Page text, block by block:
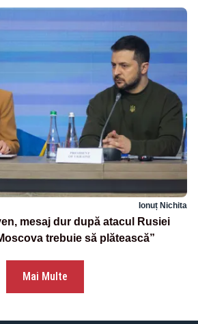
Ionuț Nichita
mesaj dur după atacul Rusiei
trebuie să plătească”
Mai Multe